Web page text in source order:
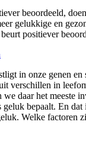
beoordeeld,
gelukkige en
positiever
in onze genen en
verschillen in
we daar het meeste
bepaalt. En dat
Welke factoren